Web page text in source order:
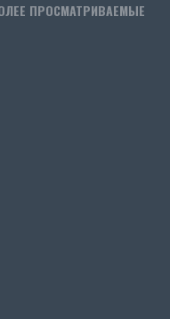
ПРОСМАТРИВАЕМЫЕ